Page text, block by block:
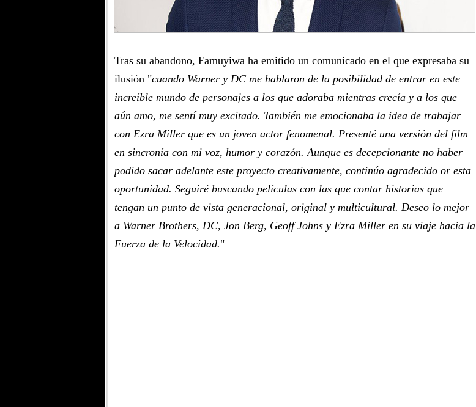
Tras su abandono, Famuyiwa ha emitido un comunicado en el que expresaba su
ilusión "cuando Warner y DC me hablaron de la posibilidad de entrar en este
increíble mundo de personajes a los que adoraba mientras crecía y a los que
aún amo, me sentí muy excitado. También me emocionaba la idea de trabajar
con Ezra Miller que es un joven actor fenomenal. Presenté una versión del film
en sincronía con mi voz, humor y corazón. Aunque es decepcionante no haber
podido sacar adelante este proyecto creativamente, continúo agradecido or esta
oportunidad. Seguiré buscando películas con las que contar historias que
tengan un punto de vista generacional, original y multicultural. Deseo lo mejor
a Warner Brothers, DC, Jon Berg, Geoff Johns y Ezra Miller en su viaje hacia la
Fuerza de la Velocidad."